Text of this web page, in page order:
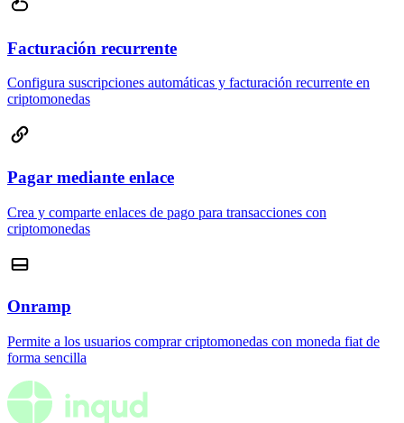
Facturación recurrente
Configura suscripciones automáticas y facturación recurrente en
criptomonedas
Pagar mediante enlace
Crea y comparte enlaces de pago para transacciones con
criptomonedas
Onramp
Permite a los usuarios comprar criptomonedas con moneda fiat de
forma sencilla